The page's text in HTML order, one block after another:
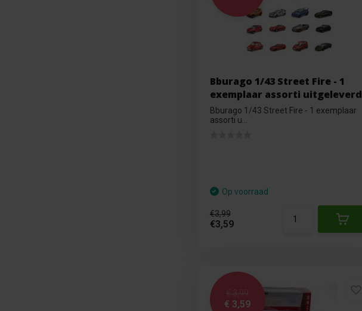
Bburago 1/43 Street Fire - 1
exemplaar assorti uitgeleverd
Bburago 1/43 Street Fire - 1 exemplaar
assorti u...
Op voorraad
€3,99
€3,59
€ 3,99
€ 3,59